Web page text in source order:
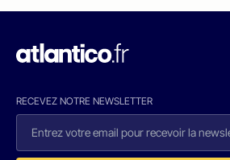
RECEVEZ NOTRE NEWSLETTER